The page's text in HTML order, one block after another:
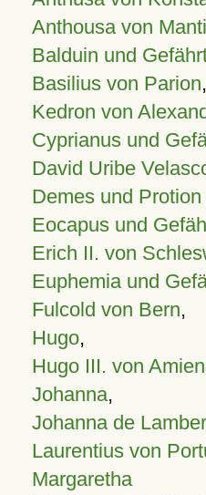
Anthousa von
Balduin und
Basilius von Parion,
Kedron von
Cyprianus und
David Uribe
Demes und
Eocapus und
Erich II. von
Euphemia und
Fulcold von Bern,
Hugo,
Hugo III. von
Johanna,
Johanna de
Laurentius von
Margaretha